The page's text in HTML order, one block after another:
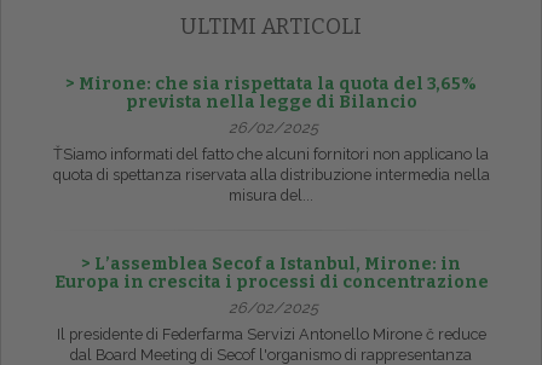
ULTIMI ARTICOLI
> Mirone: che sia rispettata la quota del 3,65%
prevista nella legge di Bilancio
26/02/2025
ŤSiamo informati del fatto che alcuni fornitori non applicano la
quota di spettanza riservata alla distribuzione intermedia nella
misura del...
> L’assemblea Secof a Istanbul, Mirone: in
Europa in crescita i processi di concentrazione
26/02/2025
Il presidente di Federfarma Servizi Antonello Mirone č reduce
dal Board Meeting di Secof l'organismo di rappresentanza